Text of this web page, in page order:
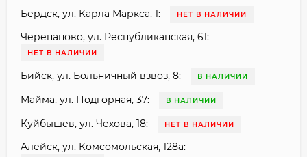
Бердск, ул. Карла Маркса, 1: НЕТ В НАЛИЧИИ
Черепаново, ул. Республиканская, 61:
НЕТ В НАЛИЧИИ
Бийск, ул. Больничный взвоз, 8: В НАЛИЧИИ
Майма, ул. Подгорная, 37: В НАЛИЧИИ
Куйбышев, ул. Чехова, 18: НЕТ В НАЛИЧИИ
Алейск, ул. Комсомольская, 128а: